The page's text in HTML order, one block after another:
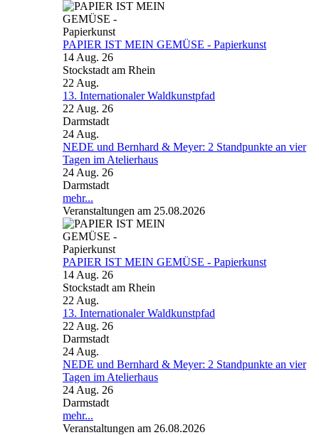
PAPIER IST MEIN GEMÜSE - Papierkunst
14 Aug. 26
Stockstadt am Rhein
22 Aug.
13. Internationaler Waldkunstpfad
22 Aug. 26
Darmstadt
24 Aug.
NEDE und Bernhard & Meyer: 2 Standpunkte an vier
Tagen im Atelierhaus
24 Aug. 26
Darmstadt
mehr...
Veranstaltungen am 25.08.2026
PAPIER IST MEIN GEMÜSE - Papierkunst
14 Aug. 26
Stockstadt am Rhein
22 Aug.
13. Internationaler Waldkunstpfad
22 Aug. 26
Darmstadt
24 Aug.
NEDE und Bernhard & Meyer: 2 Standpunkte an vier
Tagen im Atelierhaus
24 Aug. 26
Darmstadt
mehr...
Veranstaltungen am 26.08.2026